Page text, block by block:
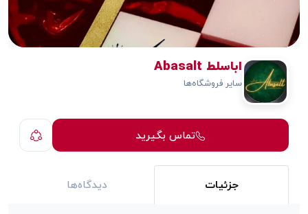
اباسلط Abasalt
سایر فروشگاه‌ها
تماس بگیرید
جزئیات دیدگاه‌ها